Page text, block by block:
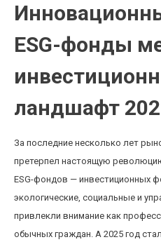
ESG-фонды
ландшафт
За последние несколько лет
претерпел настоящую
ESG-фондов — инвестиционных
экологические, социальные и
привлекли внимание как
обычных граждан. А 2025 год